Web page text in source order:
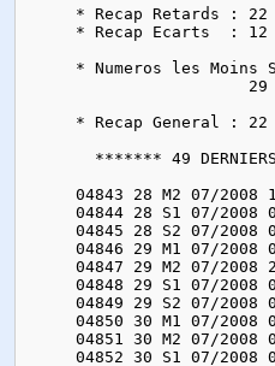
* Recap Retards :
* Recap Ecarts  :
* Numeros les Moins
* Recap General :
******* 49
04843 28 M2 07/2008
04844 28 S1 07/2008
04845 28 S2 07/2008
04846 29 M1 07/2008
04847 29 M2 07/2008
04848 29 S1 07/2008
04849 29 S2 07/2008
04850 30 M1 07/2008
04851 30 M2 07/2008
04852 30 S1 07/2008